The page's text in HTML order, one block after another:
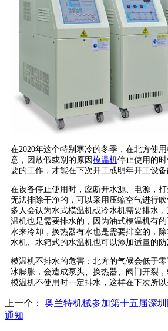
在2020年这个特别寒冷的冬季，在北方使
意，因放假或别的原因模温机停止使用的
要的工作，才能在下次开工或明年开工设备
在设备停止使用时，应断开水源、电源，
无法排除干净的，可以采用压缩空气进行
多人会认为水式模温机或冷水机需要排水
温机也是需要排水的，因为油式模温机有
水来冷却，换热器有水也是需要排空的，
水机、水箱式的水温机也可以添加适量的防
模温机不排水的危害：北方的气候会低于
冰膨胀，会造成泵头、换热器、阀门开裂
模温机不使用时一定排水，这样在下次所以
上一个： 奥兰特机械参加第十五届深
通知